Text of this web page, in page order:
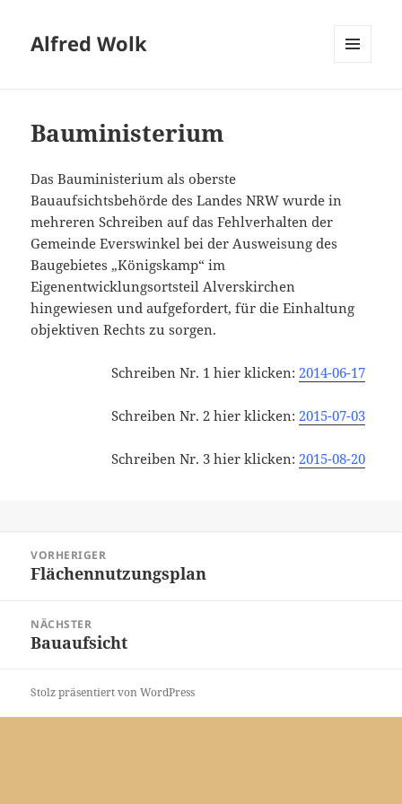
Alfred Wolk
Bauministerium
Das Bauministerium als oberste
Bauaufsichtsbehörde des Landes NRW wurde in
mehreren Schreiben auf das Fehlverhalten der
Gemeinde Everswinkel bei der Ausweisung des
Baugebietes „Königskamp“ im
Eigenentwicklungsortsteil Alverskirchen
hingewiesen und aufgefordert, für die Einhaltung
objektiven Rechts zu sorgen.
Schreiben Nr. 1 hier klicken:2014-06-17
Schreiben Nr. 2 hier klicken:2015-07-03
Schreiben Nr. 3 hier klicken:2015-08-20
VORHERIGER
Vorheriger
Flächennutzungsplan
NÄCHSTER
Nächster
Bauaufsicht
Stolz präsentiert von WordPress